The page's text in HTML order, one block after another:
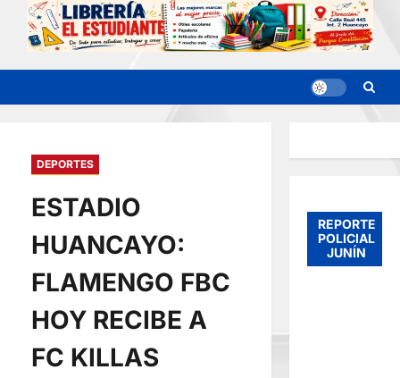
DEPORTES
ESTADIO
HUANCAYO:
FLAMENGO FBC
HOY RECIBE A
FC KILLAS
REPORTE
POLICIAL
JUNÍN